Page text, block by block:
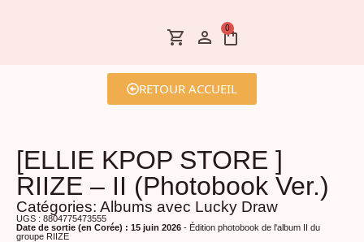
0
RETOUR ACCUEIL
[ELLIE KPOP STORE ]
RIIZE – II (Photobook Ver.)
Catégories: Albums avec Lucky Draw
UGS : 8804775473555
Date de sortie (en Corée) : 15 juin 2026 - Édition photobook de l'album II du
groupe RIIZE